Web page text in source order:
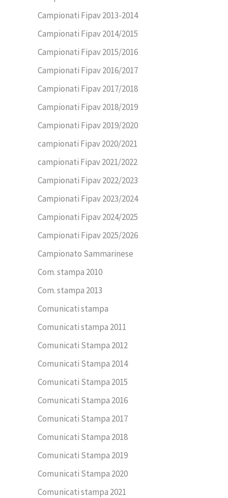
Campionati Fipav 2013-2014
Campionati Fipav 2014/2015
Campionati Fipav 2015/2016
Campionati Fipav 2016/2017
Campionati Fipav 2017/2018
Campionati Fipav 2018/2019
Campionati Fipav 2019/2020
campionati Fipav 2020/2021
campionati Fipav 2021/2022
Campionati Fipav 2022/2023
Campionati Fipav 2023/2024
Campionati Fipav 2024/2025
Campionati Fipav 2025/2026
Campionato Sammarinese
Com. stampa 2010
Com. stampa 2013
Comunicati stampa
Comunicati stampa 2011
Comunicati Stampa 2012
Comunicati Stampa 2014
Comunicati Stampa 2015
Comunicati Stampa 2016
Comunicati Stampa 2017
Comunicati Stampa 2018
Comunicati Stampa 2019
Comunicati Stampa 2020
Comunicati stampa 2021